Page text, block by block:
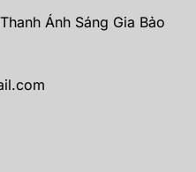
Ánh Sáng Gia Bảo